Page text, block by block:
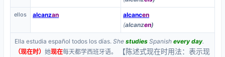
ellos alcanzan alcancen
(alcanzen)
Ella estudia español todos los días. She studies Spanish every day.
（现在时） 她现在每天都学西班牙语。
【陈述式现在时用法：表示现